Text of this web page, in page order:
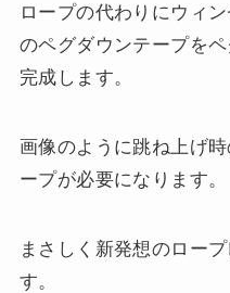
ロープの代わりにウィ
のペグダウンテープを
完成します。
画像のように跳ね上げ
ープが必要になります。
まさしく新発想のロー
す。